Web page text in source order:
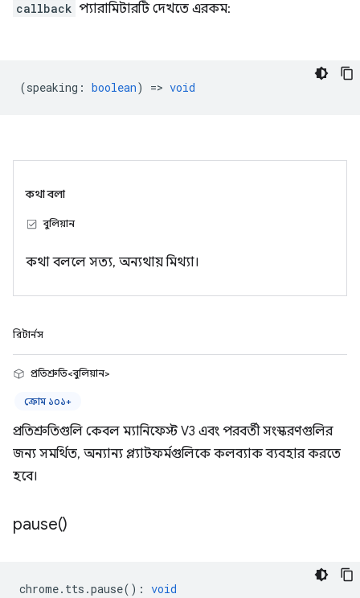
callback প্যারামিটারটি দেখতে এরকম:
(speaking : boolean) => void
কথা বলা
বুলিয়ান
কথা বললে সত্য, অন্যথায় মিথ্যা।
রিটার্নস
প্রতিশ্রুতি<বুলিয়ান>
ক্রোম ১০১+
প্রতিশ্রুতিগুলি কেবল ম্যানিফেস্ট V3 এবং পরবর্তী সংস্করণগুলির
জন্য সমর্থিত, অন্যান্য প্ল্যাটফর্মগুলিকে কলব্যাক ব্যবহার করতে
হবে।
pause()
chrome. tts .pause() : void